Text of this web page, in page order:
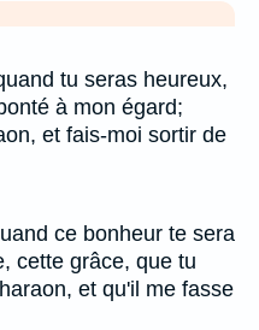
tu seras heureux,
à mon égard;
et fais-moi sortir de
ce bonheur te sera
cette grâce, que tu
et qu'il me fasse